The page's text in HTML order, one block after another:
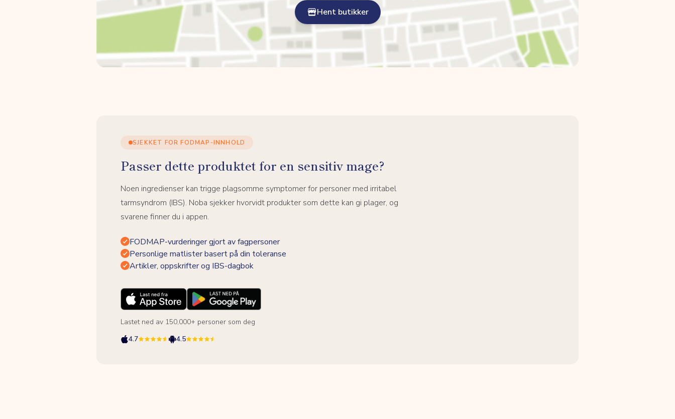
Hent butikker
SJEKKET FOR FODMAP-INNHOLD
Passer dette produktet for en sensitiv mage?
Noen ingredienser kan trigge plagsomme symptomer for personer med irritabel
tarmsyndrom (IBS). Noba sjekker hvorvidt produkter som dette kan gi plager, og
svarene finner du i appen.
FODMAP-vurderinger gjort av fagpersoner
Personlige matlister basert på din toleranse
Artikler, oppskrifter og IBS-dagbok
Lastet ned av 150,000+ personer som deg
4.7
4.5